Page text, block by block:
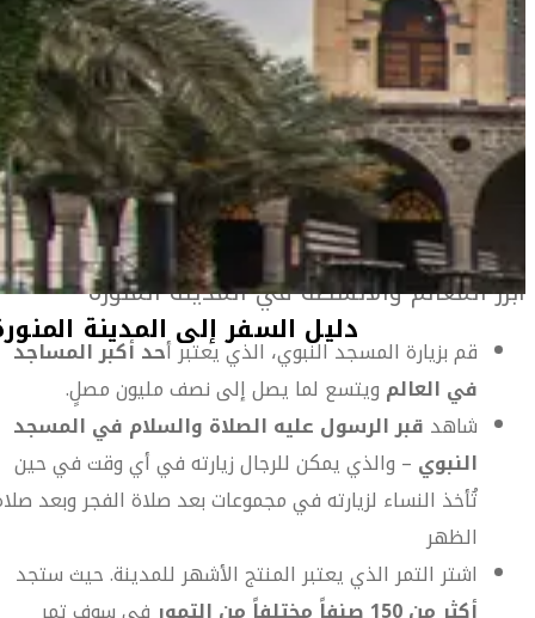
أهلاً بك في المدينة المنورة
المدينة المنورة هي ثاني أقدس مدن الإسلام وقبر رسول الله
محمد صلى الله عليه وسلم وأحد المحطات الرئيسية في شعيرة
الحج.
يقتصر الدخول إلى مركز المدينة – حيث تقع معظم الأماكن
المقدسة – على المسلمين، رغم أن غير المسلمين مرحب بهم
أماكن أخرى من المدينة.
أبرز المعالم والأنشطة في المدينة المنورة
قم بزيارة المسجد النبوي، الذي يعتبر أحد أكبر المساجد
في العالم ويتسع لما يصل إلى نصف مليون مصلٍ.
شاهد قبر الرسول عليه الصلاة والسلام في المسجد
النبوي – والذي يمكن للرجال زيارته في أي وقت في حين
تُأخذ النساء لزيارته في مجموعات بعد صلاة الفجر وبعد
الظهر
اشتر التمر الذي يعتبر المنتج الأشهر للمدينة. حيث ستجد